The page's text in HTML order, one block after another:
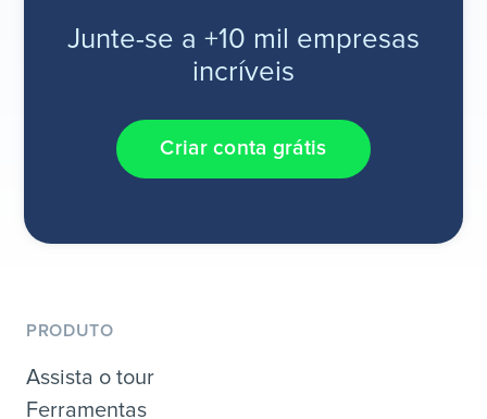
Junte-se a +10 mil empresas
incríveis
Criar conta grátis
PRODUTO
Assista o tour
Ferramentas